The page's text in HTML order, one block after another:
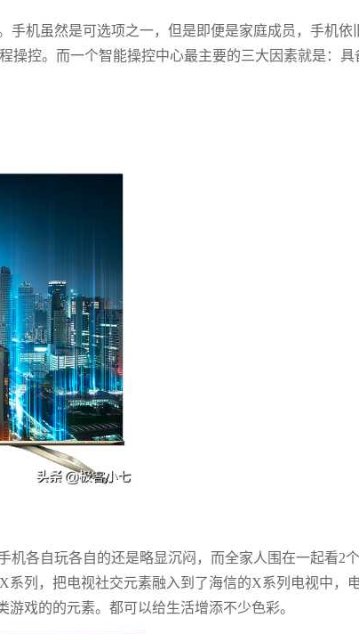
手机虽然是可选项之一，但是即便是家庭成员，手机依
操控。而一个智能操控中心最主要的三大因素就是：具
各自玩各自的还是略显沉闷，而全家人围在一起看2
列，把电视社交元素融入到了海信的X系列电视中，
戏的的元素。都可以给生活增添不少色彩。